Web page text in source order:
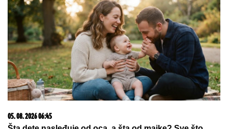
05. 08. 2026 06:45